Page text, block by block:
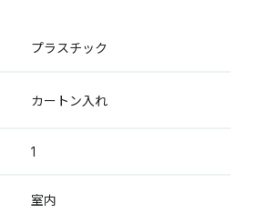
プラスチック
カートン入れ
1
室内